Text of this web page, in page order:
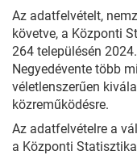
Az adatfelvételt,
követve, a Központi
264 településén
Negyedévente több
véletlenszerűen
közreműködésre.
Az adatfelvételre a
a Központi